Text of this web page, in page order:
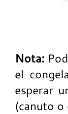
Nota:
el
esperar
(canuto o